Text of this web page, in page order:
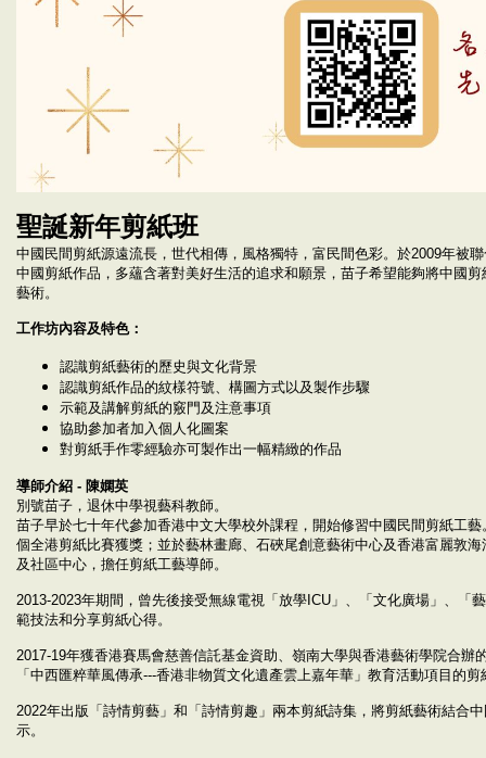
聖誕新年剪紙班
中國民間剪紙源遠流長，世代相傳，風格獨特，富民間色彩。於2009年被
中國剪紙作品，多蘊含著對美好生活的追求和願景，苗子希望能夠將中國
藝術。
工作坊內容及特色：
認識剪紙藝術的歷史與文化背景
認識剪紙作品的紋樣符號、構圖方式以及製作步驟
示範及講解剪紙的竅門及注意事項
協助參加者加入個人化圖案
對剪紙手作零經驗亦可製作出一幅精緻的作品
導師介紹 - 陳嫻英
別號苗子，退休中學視藝科教師。
苗子早於七十年代參加香港中文大學校外課程，開始修習中國民間剪紙工
個全港剪紙比賽獲獎；並於藝林畫廊、石硤尾創意藝術中心及香港富麗敦
及社區中心，擔任剪紙工藝導師。
2013-2023年期間，曾先後接受無線電視「放學ICU」、「文化廣場」、「
範技法和分享剪紙心得。
2017-19年獲香港賽馬會慈善信託基金資助、嶺南大學與香港藝術學院合辦
「中西匯粹華風傳承---香港非物質文化遺產雲上嘉年華」教育活動項目的
2022年出版「詩情剪藝」和「詩情剪趣」兩本剪紙詩集，將剪紙藝術結合
示。